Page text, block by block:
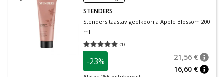
STENDERS
Stenders taastav geelkoorija Apple Blossom 200
ml
(1)
Keskmine hinnang 5.00
-23% 21,56 €
16,60 €